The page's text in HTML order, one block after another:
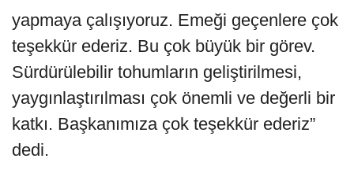
yapmaya çalışıyoruz. Emeği geçenlere çok
teşekkür ederiz. Bu çok büyük bir görev.
Sürdürülebilir tohumların geliştirilmesi,
yaygınlaştırılması çok önemli ve değerli bir
katkı. Başkanımıza çok teşekkür ederiz”
dedi.